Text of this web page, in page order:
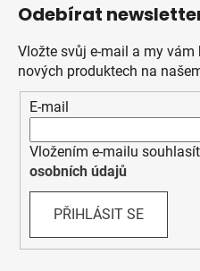
Odebírat
Vložte svůj e-mail a my
nových produktech na
E-mail
Vložením e-mailu
osobních údajů
PŘIHLÁSIT SE